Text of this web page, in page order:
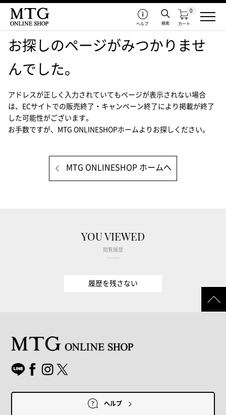
カート
0
検索
ヘルプ
お探しのページがみつかりませ
んでした。
アドレスが正しく入力されていてもページが表示されない場合
は、
ECサイトでの販売終了・キャンペーン終了により掲載が終了
した可能性がございます。
お手数ですが、MTG ONLINESHOPホームよりお探しください。
MTG ONLINESHOP ホームへ
YOU VIEWED
閲覧履歴
履歴を残さない
ヘルプ